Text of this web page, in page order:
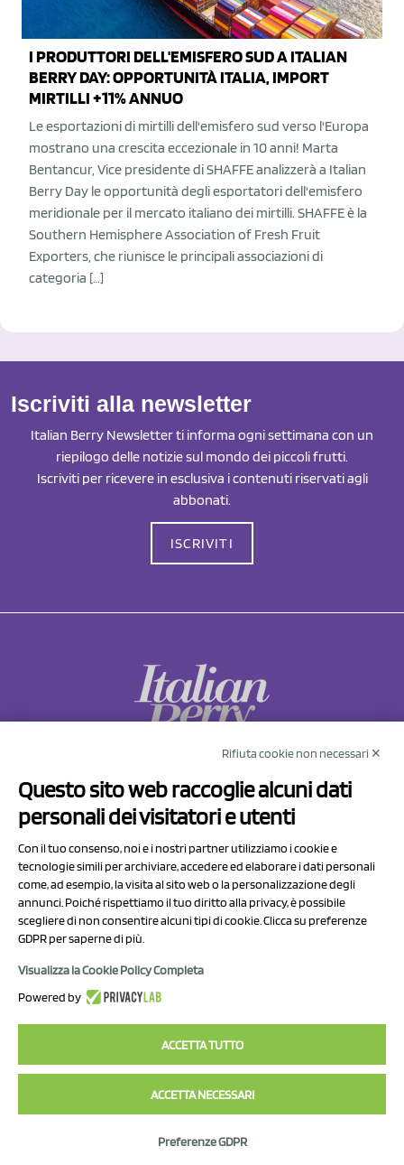
I PRODUTTORI DELL'EMISFERO SUD A ITALIAN
BERRY DAY: OPPORTUNITÀ ITALIA, IMPORT
MIRTILLI +11% ANNUO
Le esportazioni di mirtilli dell'emisfero sud verso l'Europa
mostrano una crescita eccezionale in 10 anni! Marta
Bentancur, Vice presidente di SHAFFE analizzerà a Italian
Berry Day le opportunità degli esportatori dell'emisfero
meridionale per il mercato italiano dei mirtilli. SHAFFE è la
Southern Hemisphere Association of Fresh Fruit
Exporters, che riunisce le principali associazioni di
categoria […]
Iscriviti alla newsletter
Italian Berry Newsletter ti informa ogni settimana con un
riepilogo delle notizie sul mondo dei piccoli frutti.
Iscriviti per ricevere in esclusiva i contenuti riservati agli
abbonati.
ISCRIVITI
Via Prov.le Sassuolo Vignola 315/1
41057 Spilamberto (MO)
P.I/C.F. 01041460369
REA: MO 208553
Capitale sociale Euro 50.000,00 i.v.
Rifiuta cookie non necessari ✕
Questo sito web raccoglie alcuni dati
personali dei visitatori e utenti
Con il tuo consenso, noi e i nostri partner utilizziamo i cookie e
tecnologie simili per archiviare, accedere ed elaborare i dati personali
come, ad esempio, la visita al sito web o la personalizzazione degli
annunci. Poiché rispettiamo il tuo diritto alla privacy, è possibile
scegliere di non consentire alcuni tipi di cookie. Clicca su preferenze
GDPR per saperne di più.
Visualizza la Cookie Policy Completa
Powered by
ACCETTA TUTTO
ACCETTA NECESSARI
Preferenze GDPR